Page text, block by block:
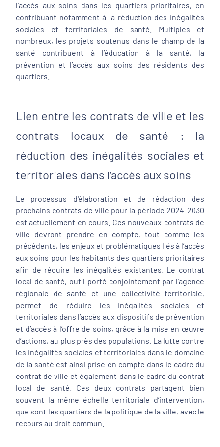
l’accès aux soins dans les quartiers prioritaires, en
contribuant notamment à la réduction des inégalités
sociales et territoriales de santé. Multiples et
nombreux, les projets soutenus dans le champ de la
santé contribuent à l’éducation à la santé, la
prévention et l’accès aux soins des résidents des
quartiers.
Lien entre les contrats de ville et les
contrats locaux de santé : la
réduction des inégalités sociales et
territoriales dans l’accès aux soins
Le processus d'élaboration et de rédaction des
prochains contrats de ville pour la période 2024-2030
est actuellement en cours. Ces nouveaux contrats de
ville devront prendre en compte, tout comme les
précédents, les enjeux et problématiques liés à l’accès
aux soins pour les habitants des quartiers prioritaires
afin de réduire les inégalités existantes. Le contrat
local de santé, outil porté conjointement par l’agence
régionale de santé et une collectivité territoriale,
permet de réduire les inégalités sociales et
territoriales dans l’accès aux dispositifs de prévention
et d’accès à l’offre de soins, grâce à la mise en œuvre
d’actions, au plus près des populations. La lutte contre
les inégalités sociales et territoriales dans le domaine
de la santé est ainsi prise en compte dans le cadre du
contrat de ville et également dans le cadre du contrat
local de santé. Ces deux contrats partagent bien
souvent la même échelle territoriale d’intervention,
que sont les quartiers de la politique de la ville, avec le
recours au droit commun.